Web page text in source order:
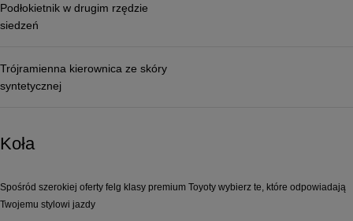
Podłokietnik w drugim rzędzie
siedzeń
Trójramienna kierownica ze skóry
syntetycznej
Koła
Spośród szerokiej oferty felg klasy premium Toyoty wybierz te, które odpowiadają
Twojemu stylowi jazdy